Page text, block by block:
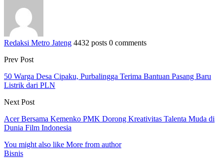
Redaksi Metro Jateng 4432 posts 0 comments
Prev Post
50 Warga Desa Cipaku, Purbalingga Terima Bantuan Pasang Baru
Listrik dari PLN
Next Post
Acer Bersama Kemenko PMK Dorong Kreativitas Talenta Muda di
Dunia Film Indonesia
You might also like More from author
Bisnis